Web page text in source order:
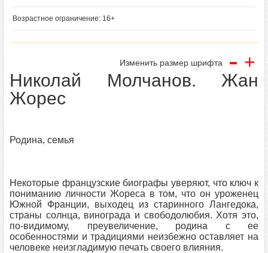
Возрастное ограничение: 16+
Изменить размер шрифта - +
Николай Молчанов. Жан
Жорес
Родина, семья
Некоторые французские биографы уверяют, что ключ к
пониманию личности Жореса в том, что он уроженец
Южной Франции, выходец из старинного Лангедока,
страны солнца, винограда и свободолюбия. Хотя это,
по-видимому, преувеличение, родина с ее
особенностями и традициями неизбежно оставляет на
человеке неизгладимую печать своего влияния.